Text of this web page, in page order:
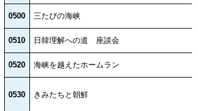
0500 三たびの海峡
0510 日韓理解への道 座談会
0520 海峡を越えたホームラン
0530 きみたちと朝鮮